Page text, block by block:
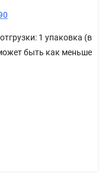
1 упаковка (в
быть как меньше